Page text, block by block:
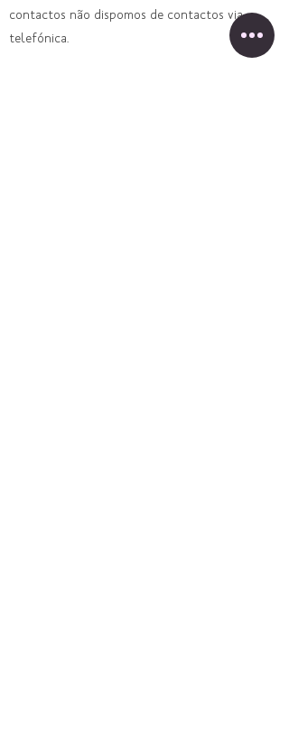
contactos não dispomos de contactos via
telefónica.